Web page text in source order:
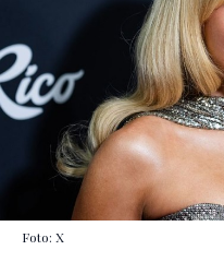
Foto: X